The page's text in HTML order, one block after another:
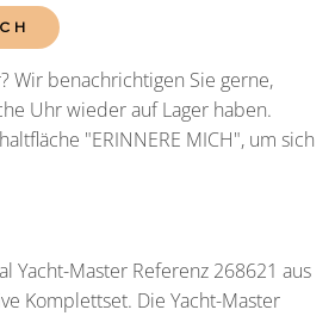
Wir benachrichtigen Sie gerne,
Uhr wieder auf Lager haben.
"ERINNERE MICH", um sich
Yacht-Master Referenz 268621 aus
Komplettset. Die Yacht-Master